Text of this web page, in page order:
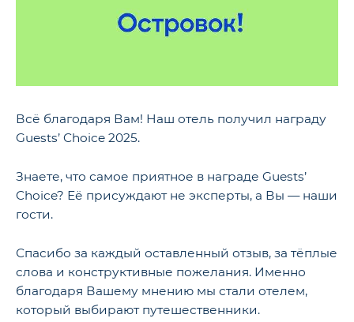
Всё благодаря Вам! Наш отель получил награду
Guests’ Choice 2025.
Знаете, что самое приятное в награде Guests’
Choice? Её присуждают не эксперты, а Вы — наши
гости.
Спасибо за каждый оставленный отзыв, за тёплые
слова и конструктивные пожелания. Именно
благодаря Вашему мнению мы стали отелем,
который выбирают путешественники.